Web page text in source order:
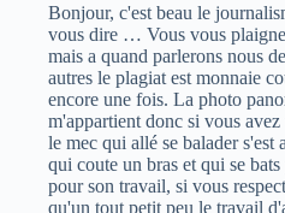
Bonjour, c'est beau le
vous dire … Vous vous
mais a quand parlerons nous
autres le plagiat est monnaie
encore une fois. La photo
m'appartient donc si vous
le mec qui allé se balader s'est
qui coute un bras et qui se
pour son travail, si vous
qu'un tout petit peu le travail